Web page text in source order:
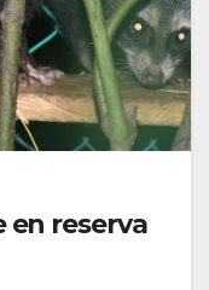
en reserva